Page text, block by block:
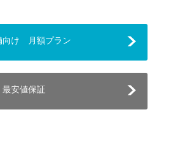
向け 月額プラン
安値保証